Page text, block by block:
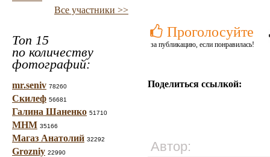
Все участники >>
Топ 15
по количеству
фотографий:
mr.seniv 78260
Скилеф 56681
Галина Шаненко 51710
МНМ 35166
Магаз Анатолий 32292
Grozniy 22990
Проголосуйте
за публикацию, если понравилась!
Поделиться ссылкой:
Автор: